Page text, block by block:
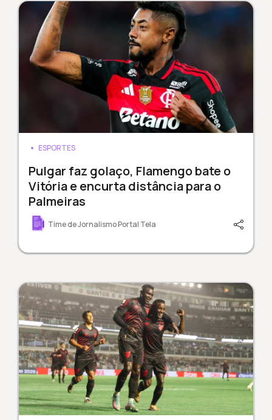
ESPORTES
Pulgar faz golaço, Flamengo bate o
Vitória e encurta distância para o
Palmeiras
Time de Jornalismo Portal Tela